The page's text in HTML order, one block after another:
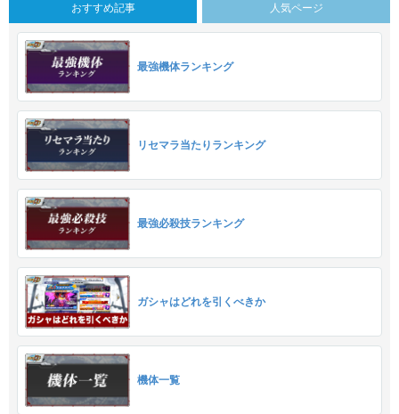
おすすめ記事 人気ページ
最強機体ランキング
リセマラ当たりランキング
最強必殺技ランキング
ガシャはどれを引くべきか
機体一覧